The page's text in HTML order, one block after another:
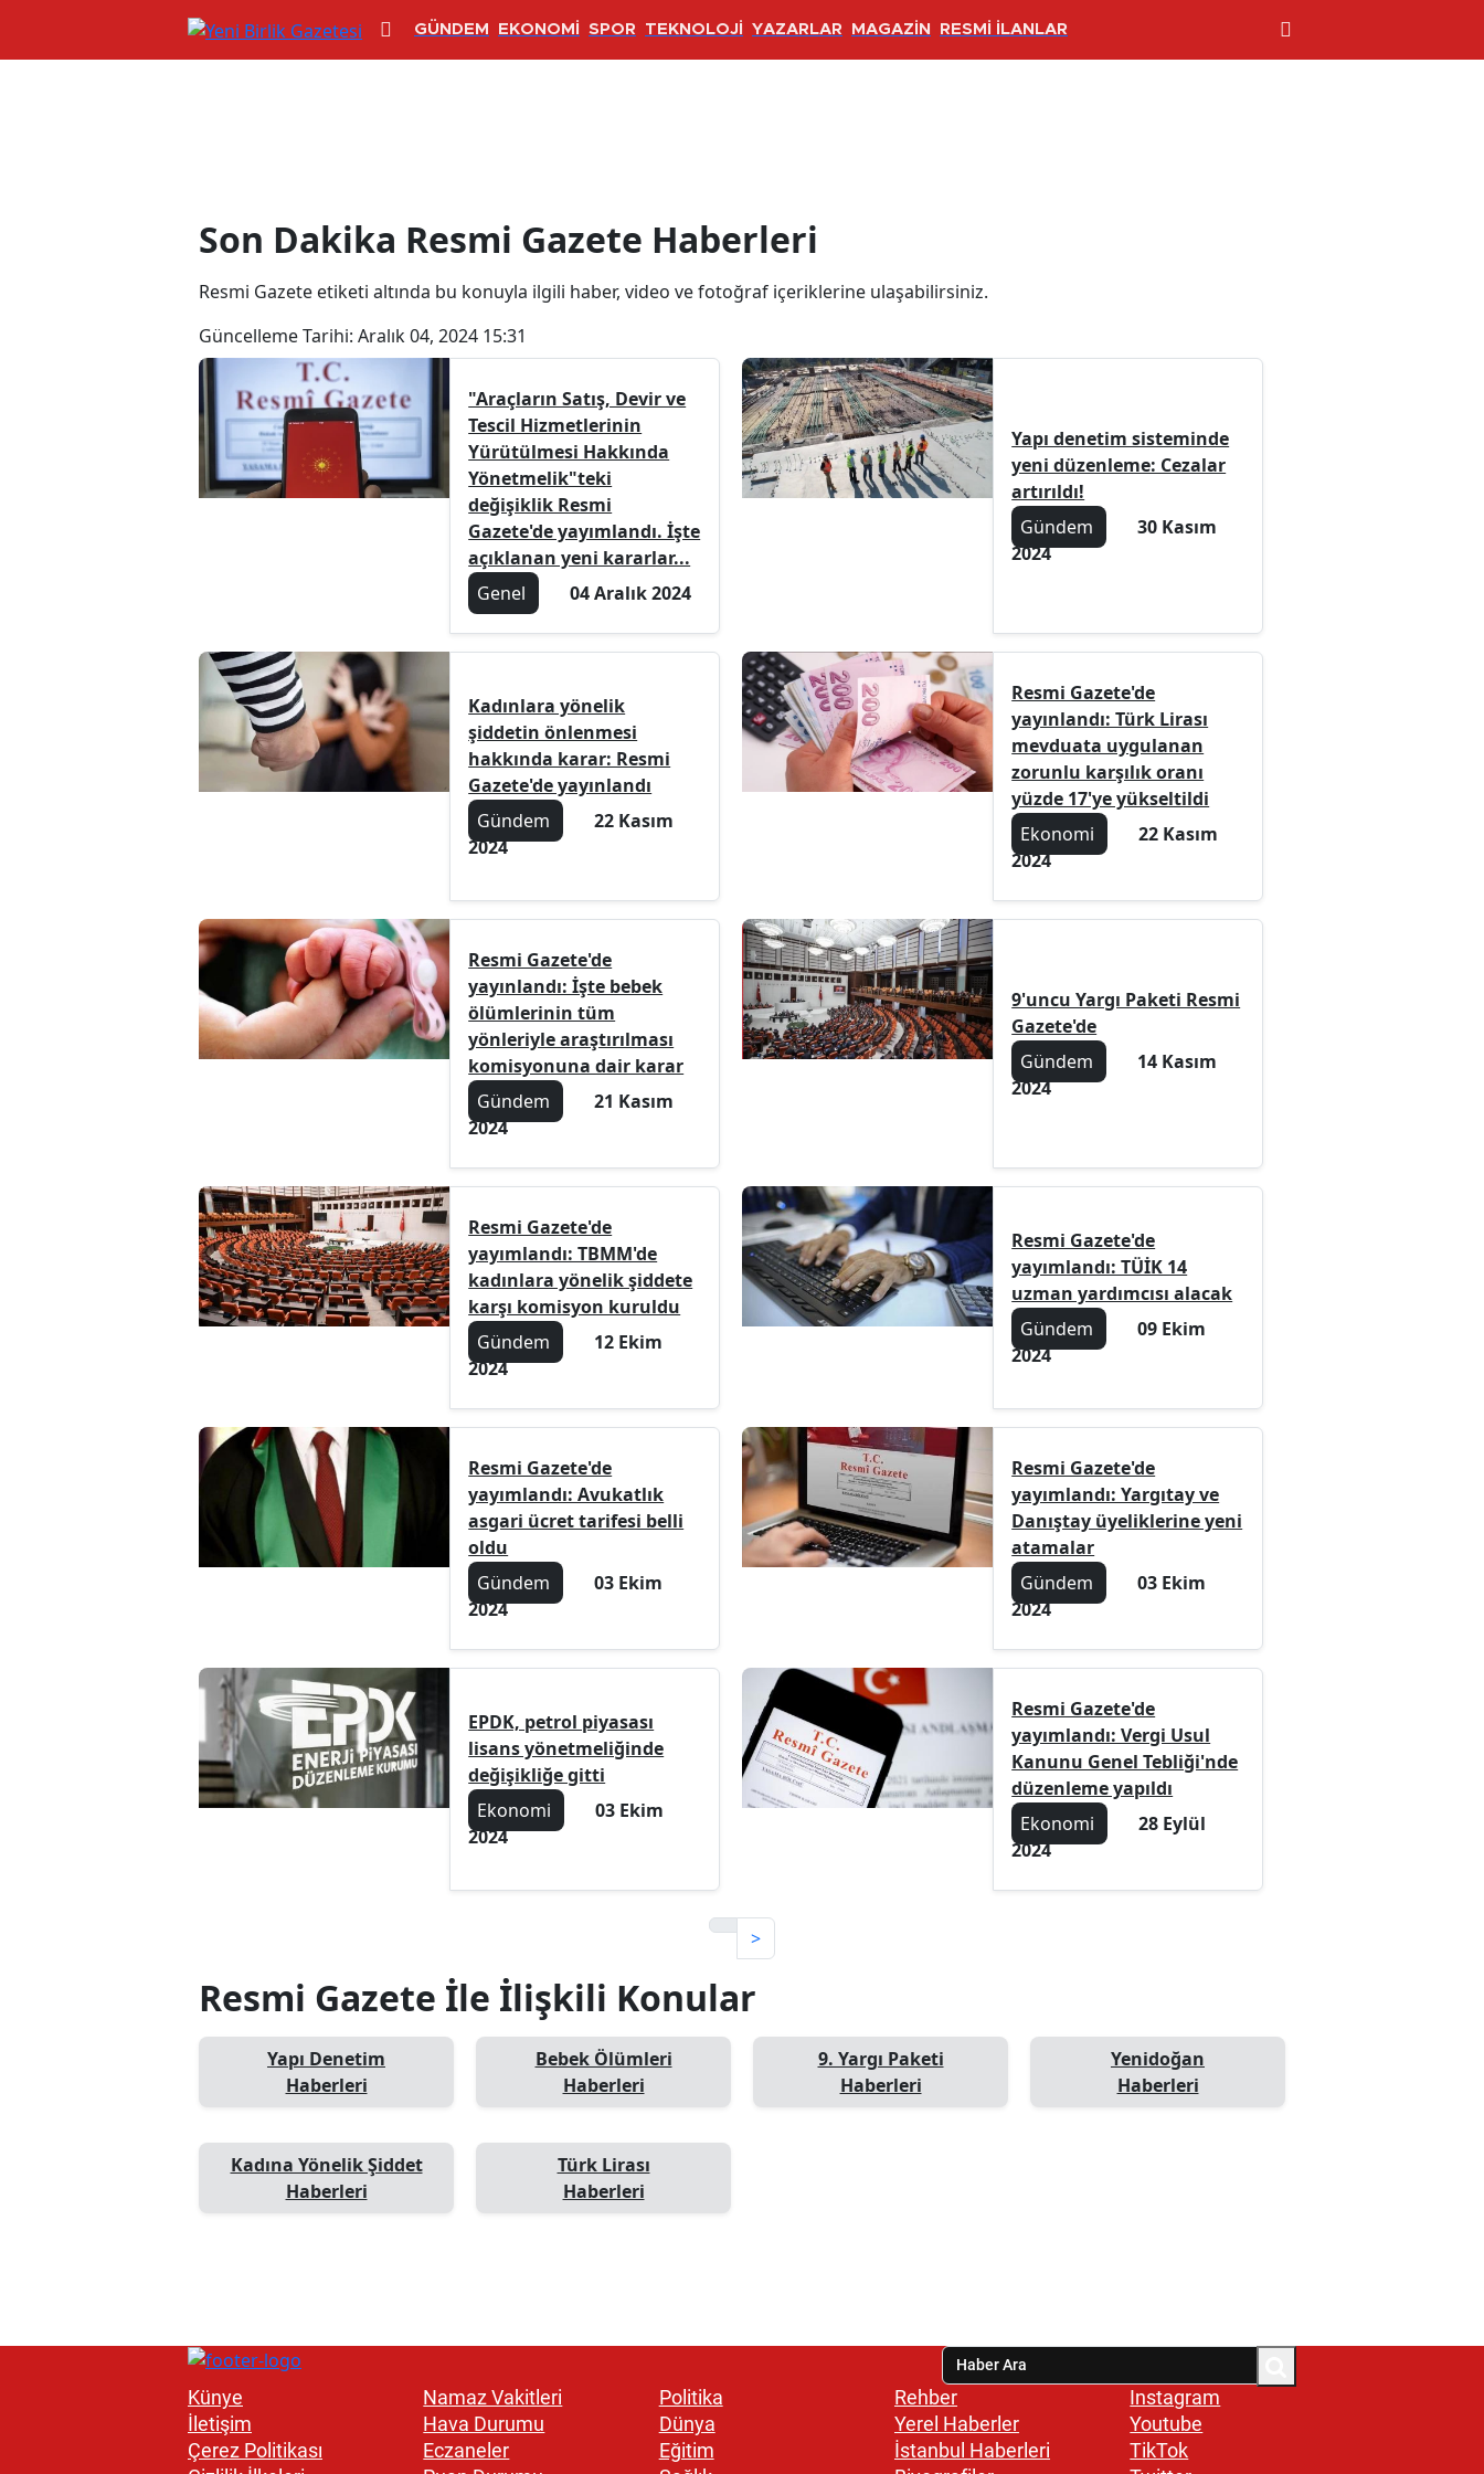
GÜNDEM EKONOMİ SPOR TEKNOLOJİ YAZARLAR MAGAZİN RESMİ İLANLAR
Son Dakika Resmi Gazete Haberleri
Resmi Gazete etiketi altında bu konuyla ilgili haber, video ve fotoğraf içeriklerine ulaşabilirsiniz.
Güncelleme Tarihi: Aralık 04, 2024 15:31
"Araçların Satış, Devir ve
Tescil Hizmetlerinin
Yürütülmesi Hakkında
Yönetmelik"teki
değişiklik Resmi
Gazete'de yayımlandı. İşte
açıklanan yeni kararlar...
Genel
04 Aralık 2024
Yapı denetim sisteminde
yeni düzenleme: Cezalar
artırıldı!
Gündem
30 Kasım
2024
Kadınlara yönelik
şiddetin önlenmesi
hakkında karar: Resmi
Gazete'de yayınlandı
Gündem
22 Kasım
2024
Resmi Gazete'de
yayınlandı: Türk Lirası
mevduata uygulanan
zorunlu karşılık oranı
yüzde 17'ye yükseltildi
Ekonomi
22 Kasım
2024
Resmi Gazete'de
yayınlandı: İşte bebek
ölümlerinin tüm
yönleriyle araştırılması
komisyonuna dair karar
Gündem
21 Kasım
2024
9'uncu Yargı Paketi Resmi
Gazete'de
Gündem
14 Kasım
2024
Resmi Gazete'de
yayımlandı: TBMM'de
kadınlara yönelik şiddete
karşı komisyon kuruldu
Gündem
12 Ekim
2024
Resmi Gazete'de
yayımlandı: TÜİK 14
uzman yardımcısı alacak
Gündem
09 Ekim
2024
Resmi Gazete'de
yayımlandı: Avukatlık
asgari ücret tarifesi belli
oldu
Gündem
03 Ekim
2024
Resmi Gazete'de
yayımlandı: Yargıtay ve
Danıştay üyeliklerine yeni
atamalar
Gündem
03 Ekim
2024
EPDK, petrol piyasası
lisans yönetmeliğinde
değişikliğe gitti
Ekonomi
03 Ekim
2024
Resmi Gazete'de
yayımlandı: Vergi Usul
Kanunu Genel Tebliği'nde
düzenleme yapıldı
Ekonomi
28 Eylül
2024
>
Resmi Gazete İle İlişkili Konular
Yapı Denetim
Haberleri
Bebek Ölümleri
Haberleri
9. Yargı Paketi
Haberleri
Yenidoğan
Haberleri
Kadına Yönelik Şiddet
Haberleri
Türk Lirası
Haberleri
Künye
İletişim
Çerez Politikası
Namaz Vakitleri
Hava Durumu
Eczaneler
Politika
Dünya
Eğitim
Rehber
Yerel Haberler
İstanbul Haberleri
Instagram
Youtube
TikTok